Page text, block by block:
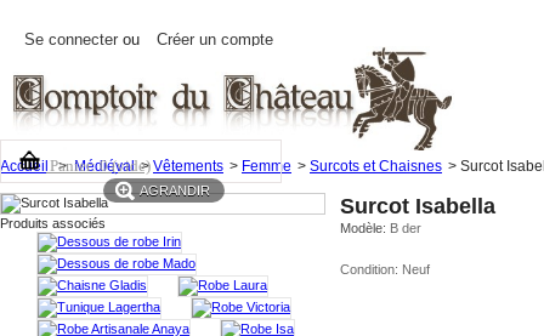
Se connecter ou Créer un compte
Panier: 0 (vide)
Accueil > Médiéval > Vêtements > Femme > Surcots et Chaisnes > Surcot
AGRANDIR
Produits associés
Surcot Isabella
Modèle: B der
Condition: Neuf